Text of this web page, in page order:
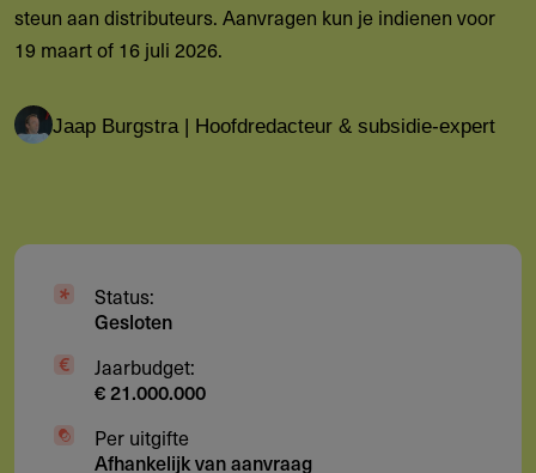
steun aan distributeurs. Aanvragen kun je indienen voor
19 maart of 16 juli 2026.
Jaap Burgstra | Hoofdredacteur & subsidie-expert
Status:
Gesloten
Jaarbudget:
€ 21.000.000
Per uitgifte
Afhankelijk van aanvraag